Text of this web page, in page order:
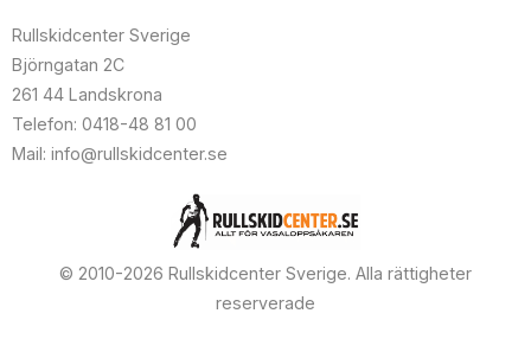
Rullskidcenter Sverige
Björngatan 2C
261 44 Landskrona
Telefon: 0418-48 81 00
Mail: info@rullskidcenter.se
© 2010-2026 Rullskidcenter Sverige. Alla rättigheter
reserverade